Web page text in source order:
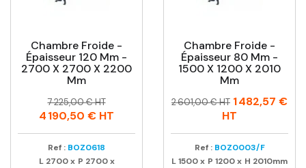
Chambre Froide -
Épaisseur 120 Mm -
2700 X 2700 X 2200
Mm
Prix
Prix
habituel
7 225,00 € HT
4 190,50 € HT
Ref : BOZ0618
L 2700 x P 2700 x
Chambre Froide -
Épaisseur 80 Mm -
1500 X 1200 X 2010
Mm
Prix
Prix
2 601,00 € HT 1 482,57 €
HT
Ref : BOZ0003/F
L1500x P 1200x H 2010mm